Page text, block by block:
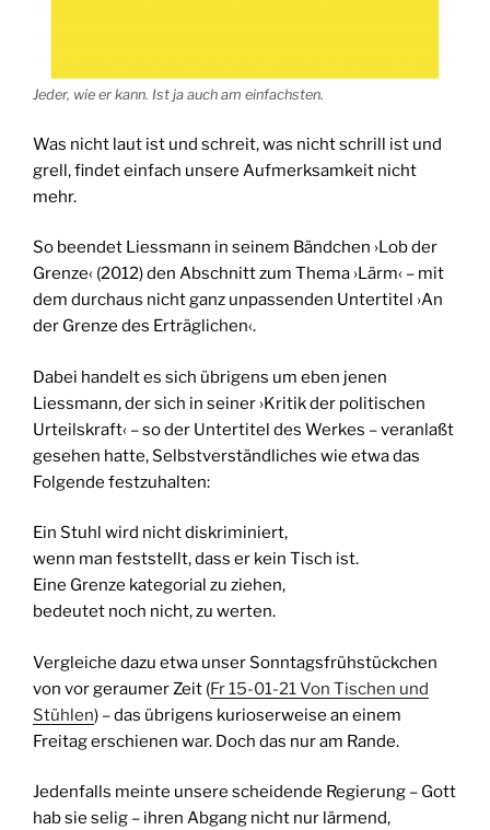
Jeder, wie er kann. Ist ja auch am einfachsten.
Was nicht laut ist und schreit, was nicht schrill ist und
grell, findet einfach unsere Aufmerksamkeit nicht
mehr.
So beendet Liessmann in seinem Bändchen ›Lob der
Grenze‹ (2012) den Abschnitt zum Thema ›Lärm‹ – mit
dem durchaus nicht ganz unpassenden Untertitel ›An
der Grenze des Erträglichen‹.
Dabei handelt es sich übrigens um eben jenen
Liessmann, der sich in seiner ›Kritik der politischen
Urteilskraft‹ – so der Untertitel des Werkes – veranlaßt
gesehen hatte, Selbstverständliches wie etwa das
Folgende festzuhalten:
Ein Stuhl wird nicht diskriminiert,
wenn man feststellt, dass er kein Tisch ist.
Eine Grenze kategorial zu ziehen,
bedeutet noch nicht, zu werten.
Vergleiche dazu etwa unser Sonntagsfrühstückchen
von vor geraumer Zeit (Fr 15-01-21 Von Tischen und
Stühlen) – das übrigens kurioserweise an einem
Freitag erschienen war. Doch das nur am Rande.
Jedenfalls meinte unsere scheidende Regierung – Gott
hab sie selig – ihren Abgang nicht nur lärmend,